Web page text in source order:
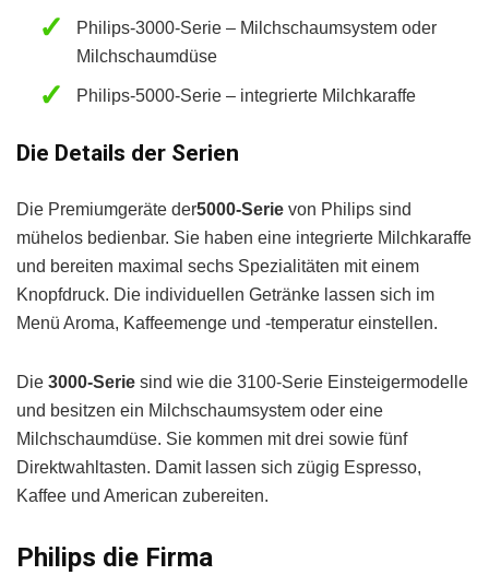
Philips-3000-Serie – Milchschaumsystem oder
Milchschaumdüse
Philips-5000-Serie – integrierte Milchkaraffe
Die Details der Serien
Die Premiumgeräte der5000-Serie von Philips sind
mühelos bedienbar. Sie haben eine integrierte Milchkaraffe
und bereiten maximal sechs Spezialitäten mit einem
Knopfdruck. Die individuellen Getränke lassen sich im
Menü Aroma, Kaffeemenge und -temperatur einstellen.
Die 3000-Serie sind wie die 3100-Serie Einsteigermodelle
und besitzen ein Milchschaumsystem oder eine
Milchschaumdüse. Sie kommen mit drei sowie fünf
Direktwahltasten. Damit lassen sich zügig Espresso,
Kaffee und American zubereiten.
Philips die Firma